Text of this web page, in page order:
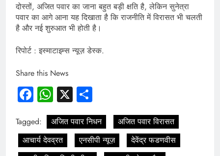
दोस्तों, अजित पवार का जाना बहुत बड़ी क्षति है, लेकिन सुनेत्रा
पवार का आगे आना यह दिखाता है कि राजनीति में विरासत भी चलती
है और नई शुरुआत भी होती है।
रिपोर्ट : इस्माटाइम्स न्यूज़ डेस्क.
Share this News
Facebook
WhatsApp
X
Tagged: अजित पवार निधन
अजित पवार विरासत
आचार्य देवव्रत
एनसीपी न्यूज़
देवेंद्र फडणवीस